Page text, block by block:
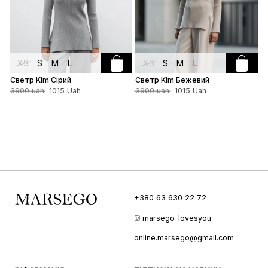
XS S M L
Светр Kim Сірий
3900 uah 1015 Uah
XS S M L
Светр Kim Бежевий
3900 uah 1015 Uah
+380 63 630 22 72
marsego_lovesyou
online.marsego@gmail.com